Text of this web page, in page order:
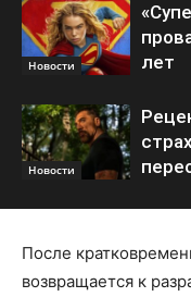
Новости
лет
Новости
После
возвращается к